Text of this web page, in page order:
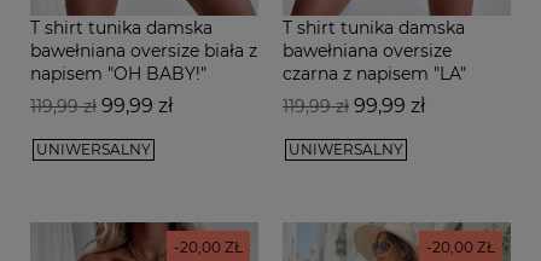
T shirt tunika damska
bawełniana oversize biała z
napisem "OH BABY!"
Cena
119,99 zł Cena
99,99 zł
UNIWERSALNY
T shirt tunika damska
bawełniana oversize
czarna z napisem "LA"
Cena
119,99 zł Cena
99,99 zł
UNIWERSALNY
-20,00 ZŁ -20,00 ZŁ